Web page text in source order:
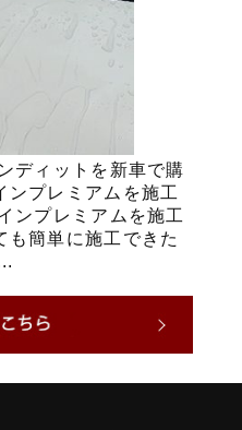
ディットを新車で購
ンプレミアムを施工
ンプレミアムを施工
も簡単に施工できた